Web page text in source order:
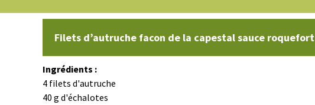
Filets d’autruche facon de la capestal sauce roquefort
Ingrédients :
4 filets d'autruche
40 g d'échalotes